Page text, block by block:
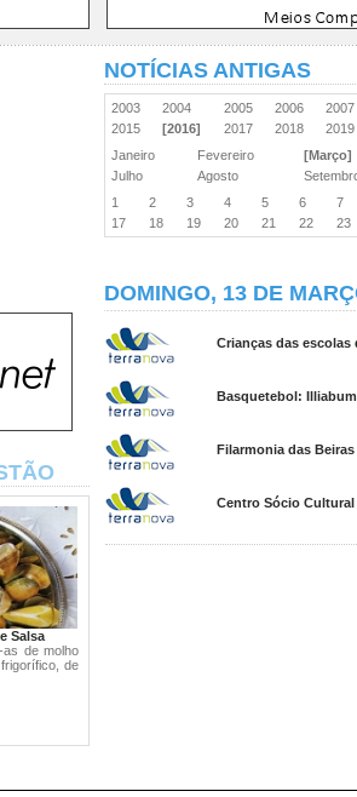
Salsa
as de molho
de
NOTÍCIAS ANTIGAS
2003 2004 2005 2006
2015
[2016] 2017 2018
Janeiro
Fevereiro
[Março]
Julho
Agosto
1
2 3 4 5 6
7
17
18 19 20 21 22 23
DOMINGO, 13 DE
Crianças das
Basquetebol:
Filarmonia das
Centro Sócio Cultural